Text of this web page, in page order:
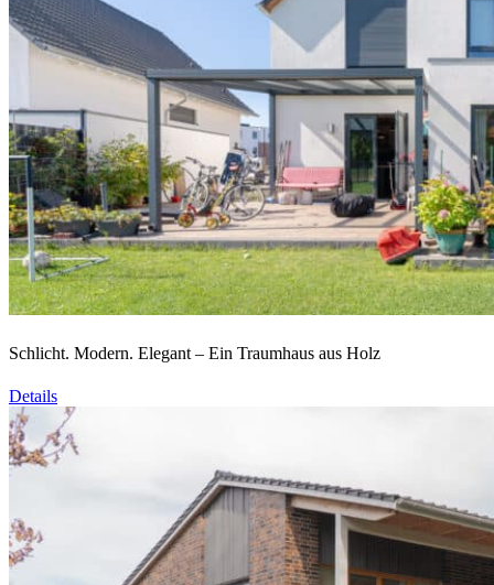
Schlicht. Modern. Elegant – Ein Traumhaus aus Holz
Details